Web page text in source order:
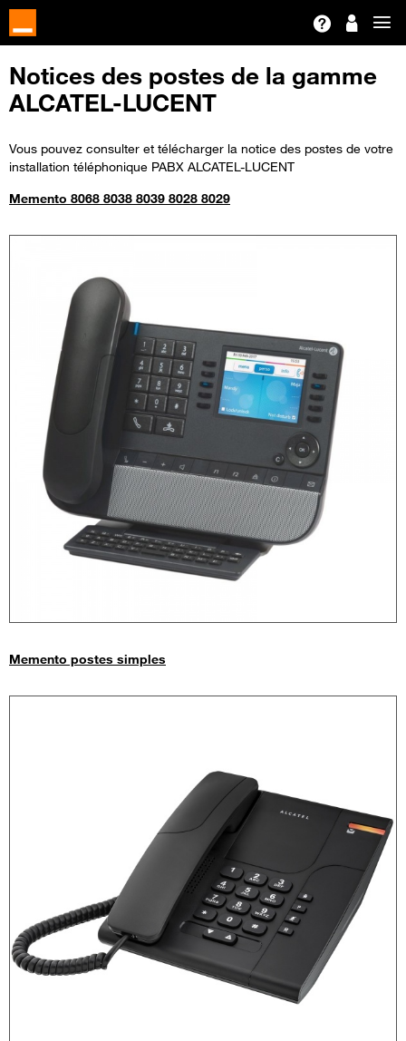
Notices des postes de la gamme
ALCATEL-LUCENT
Vous pouvez consulter et télécharger la notice des postes de votre
installation téléphonique PABX ALCATEL-LUCENT
Memento 8068 8038 8039 8028 8029
Memento postes simples